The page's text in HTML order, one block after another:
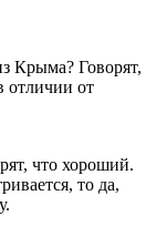
Крыма? Говорят,
отличии от
что хороший.
то да,